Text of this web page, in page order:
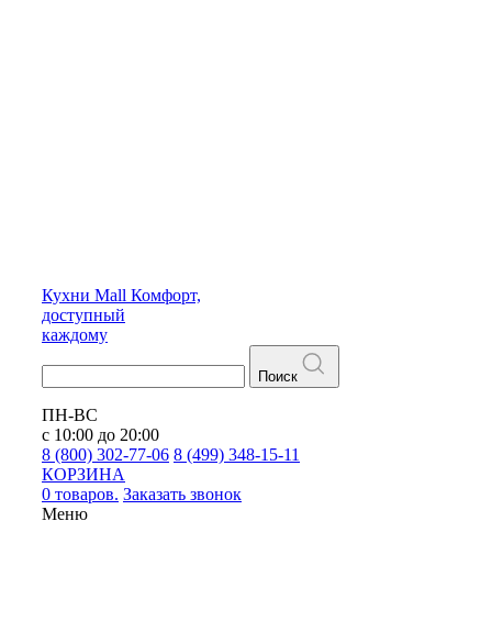
Кухни Mall Комфорт,
доступный
каждому
Поиск
ПН-ВС
с 10:00 до 20:00
8 (800) 302-77-06 8 (499) 348-15-11
КОРЗИНА
0 товаров. Заказать звонок
Меню